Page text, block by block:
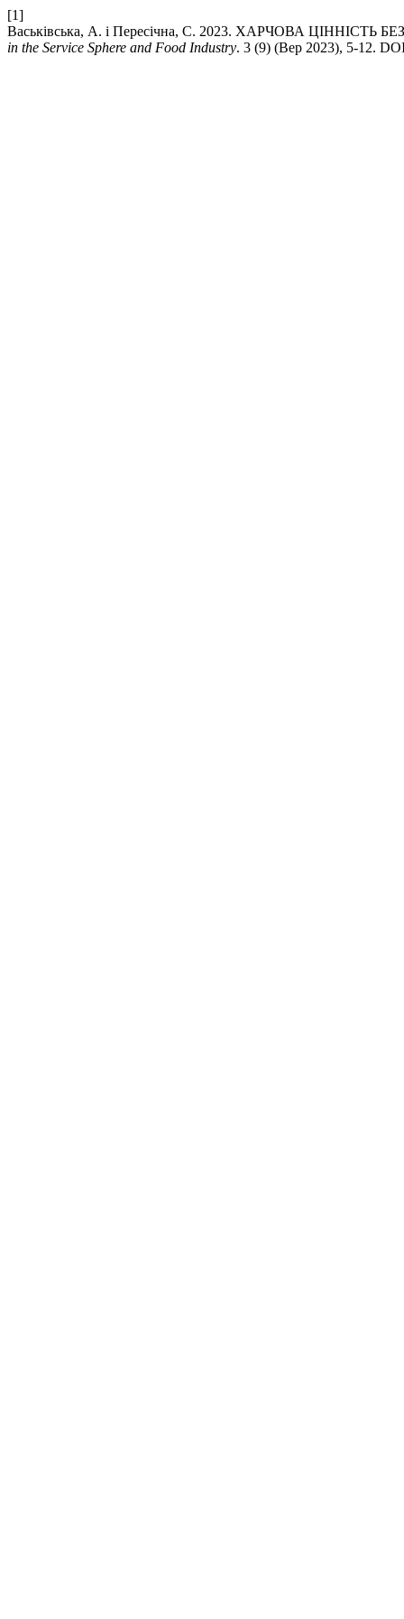
[1]
Васьківська, А. і Пересічна, С. 2023. ХАРЧОВА
in the Service Sphere and Food Industry. 3 (9) (Вер 2023), 5-12.